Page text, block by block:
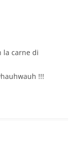
la carne di
!!!